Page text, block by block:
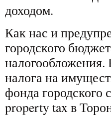
доходом.
Как нас и
городского
налога на
фонда городского
property tax в